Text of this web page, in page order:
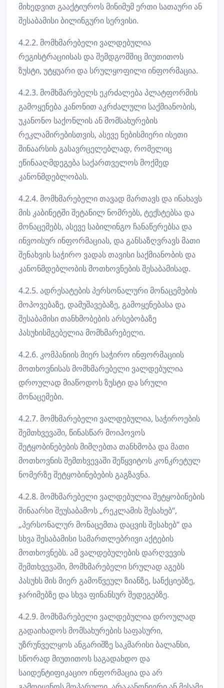
მიხედვით გააქტიუროს მინიმუმ ერთი სათაური ან
შესაბამისი ბილინგური სერვისი.
4.2.2. მომხმარებელი ვალდებულია
რეგისტრაციისას და შემდგომშიც მიუთითოს
ზუსტი, უტყუარი და სრულყოფილი ინფორმაცია.
4.2.3. მომხმარებელს ეკრძალება პლატფორმის
გამოყენება კანონით აკრძალული საქმიანობის,
უკანონო საქონლის ან მომსახურების
რეკლამირებისთვის, ასევე ნებისმიერი ისეთი
შინაარსის გასავრცელებლად, რომელიც
ეწინააღმდეგება საქართველოს მოქმედ
კანონმდებლობას.
4.2.4. მომხმარებელი თავად მართავს და ინახავს
მის კაბინეტში შეტანილ ნომრებს, ტექსტებსა და
მონაცემებს, ასევე საბილინგო ჩანაწერებსა და
ინვოისურ ინფორმაციას, და განსაზღვრავს მათი
შენახვის საჭირო ვადას თავისი საქმიანობის და
კანონმდებლობის მოთხოვნების შესაბამისად.
4.2.5. ადრესატების პერსონალური მონაცემების
მოპოვებაზე, დამუშავებაზე, გამოყენებასა და
შესაბამისი თანხმობების არსებობაზე
პასუხისმგებელია მომხმარებელი.
4.2.6. კომპანიის მიერ საჭირო ინფორმაციის
მოთხოვნისას მომხმარებელი ვალდებულია
დროულად მიაწოდოს ზუსტი და სრული
მონაცემები.
4.2.7. მომხმარებელი ვალდებულია, საჭიროების
შემთხვევაში, წინასწარ მოიპოვოს
შეტყობინებების მიმღებთა თანხმობა და მათი
მოთხოვნის შემთხვევაში შეწყვიტოს კონკრეტულ
ნომერზე შეტყობინებების გაგზავნა.
4.2.8. მომხმარებელი ვალდებულია შეტყობინების
შინაარსი შეუსაბამოს „რეკლამის შესახებ“,
„პერსონალურ მონაცემთა დაცვის შესახებ“ და
სხვა შესაბამისი სამართლებრივი აქტების
მოთხოვნებს. ამ ვალდებულების დარღვევის
შემთხვევაში, მომხმარებელი სრულად აგებს
პასუხს მის მიერ გამოწვეულ ზიანზე, სანქციებზე,
ჯარიმებზე და სხვა ფინანსურ შედეგებზე.
4.2.9. მომხმარებელი ვალდებულია დროულად
გადაიხადოს მომსახურების საფასური,
უზრუნველყოს ანგარიშზე საკმარისი ბალანსი,
სწორად მიუთითოს საგადახდო და
საიდენტიფიკაციო ინფორმაცია და არ